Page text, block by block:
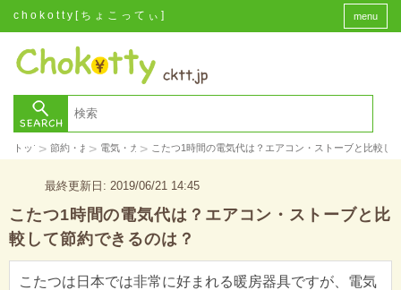
chokotty[ちょこってぃ] menu
トップ> 節約・お金
> 電気・ガス
> こたつ1時間の電気代は？エアコン・ストーブと比較し
最終更新日: 2019/06/21 14:45
こたつ1時間の電気代は？エアコン・ストーブと比
較して節約できるのは？
こたつは日本では非常に好まれる暖房器具ですが、電気